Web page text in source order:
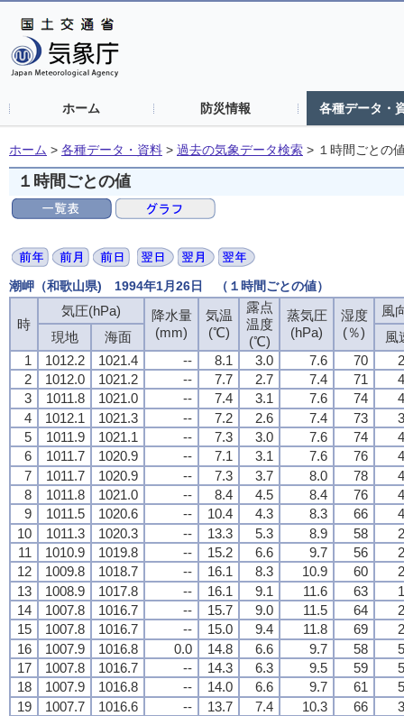
ホーム 防災情報 各種データ・
ホーム > 各種データ・資料 > 過去の気象データ検索 > １時間ごとの
１時間ごとの値
潮岬（和歌山県) 1994年1月26日 （１時間ごとの値）
時
気圧(hPa)
降水量
(mm)
気温
(℃)
露点
温度
(℃)
蒸気圧
(hPa)
湿度
(％)
風
現地
海面
風
1
1012.2 1021.4 -- 8.1 3.0 7.6 70
2
1012.0 1021.2 -- 7.7 2.7 7.4 71
3
1011.8 1021.0 -- 7.4 3.1 7.6 74
4
1012.1 1021.3 -- 7.2 2.6 7.4 73
5
1011.9 1021.1 -- 7.3 3.0 7.6 74
6
1011.7 1020.9 -- 7.1 3.1 7.6 76
7
1011.7 1020.9 -- 7.3 3.7 8.0 78
8
1011.8 1021.0 -- 8.4 4.5 8.4 76
9
1011.5 1020.6 -- 10.4 4.3 8.3 66
10
1011.3 1020.3 -- 13.3 5.3 8.9 58
11
1010.9 1019.8 -- 15.2 6.6 9.7 56
12
1009.8 1018.7 -- 16.1 8.3 10.9 60
13
1008.9 1017.8 -- 16.1 9.1 11.6 63
14
1007.8 1016.7 -- 15.7 9.0 11.5 64
15
1007.8 1016.7 -- 15.0 9.4 11.8 69
16
1007.9 1016.8 0.0 14.8 6.6 9.7 58
17
1007.8 1016.7 -- 14.3 6.3 9.5 59
18
1007.9 1016.8 -- 14.0 6.6 9.7 61
19
1007.7 1016.6 -- 13.7 7.4 10.3 66